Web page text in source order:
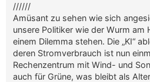
//////
Amüsant zu sehen wie sich
unsere Politiker wie der Wurm am
einem Dilemma stehen. Die „KI“
deren Stromverbrauch ist nun
Rechenzentrum mit Wind- und
auch für Grüne, was bleibt als